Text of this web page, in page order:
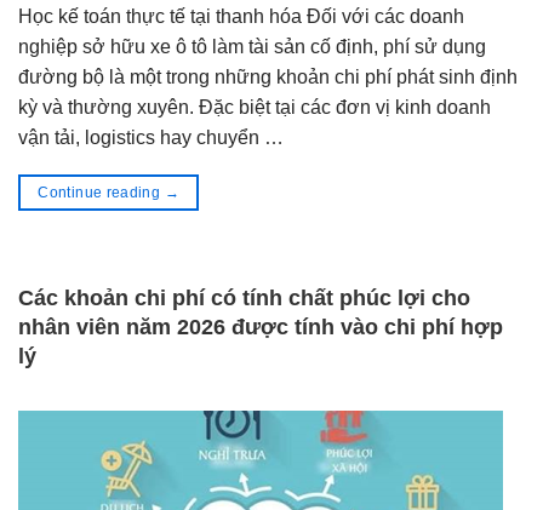
Học kế toán thực tế tại thanh hóa Đối với các doanh
nghiệp sở hữu xe ô tô làm tài sản cố định, phí sử dụng
đường bộ là một trong những khoản chi phí phát sinh định
kỳ và thường xuyên. Đặc biệt tại các đơn vị kinh doanh
vận tải, logistics hay chuyển …
Continue reading →
Các khoản chi phí có tính chất phúc lợi cho
nhân viên năm 2026 được tính vào chi phí hợp
lý